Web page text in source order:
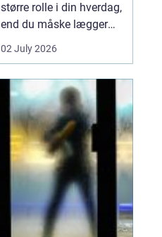
større rolle i din hverdag,
end du måske lægger
mærke til. Alt fra lys i
stuen, stikkontakter i
internetforbindelse til
sikkerhedsanlæg og
ventilation kræver
professione...
02 July 2026